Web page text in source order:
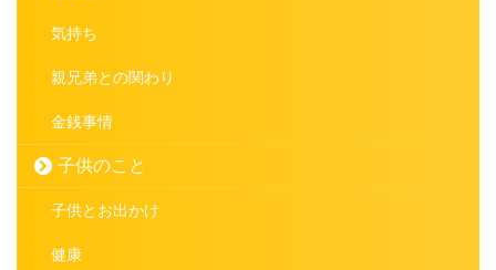
気持ち
親兄弟との関わり
金銭事情
子供のこと
子供とお出かけ
健康